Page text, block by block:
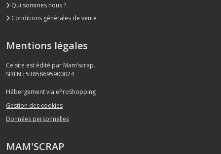
Qui sommes nous ?
Conditions générales de vente
Mentions légales
Ce site est édité par Mam’scrap.
SIREN : 53858695900024
Hébergement via eProShopping
Gestion des cookies
Données personnelles
MAM'SCRAP